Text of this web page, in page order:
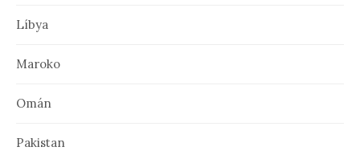
Líbya
Maroko
Omán
Pakistan